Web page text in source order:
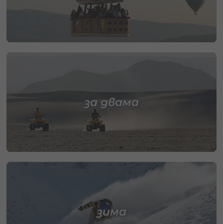
за двама
зима